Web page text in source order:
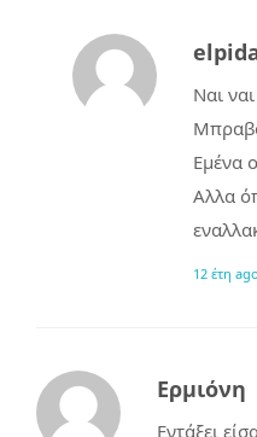
Ναι
Εμένα
Αλλα
12 έτη ago
Ερμιόνη
Εντάξει